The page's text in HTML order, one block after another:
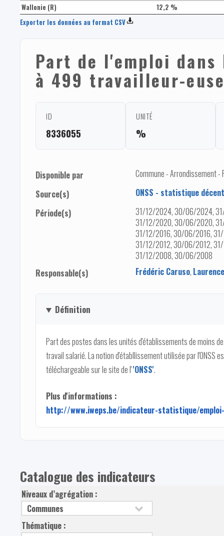
Wallonie (R)
12,2 %
Exporter les données au format CSV
Part de l'emploi
à 499 travailleur-
ID
8336055
UNITÉ
%
Disponible par
Commune - Arrondissement -
Source(s)
ONSS - statistique
Période(s)
31/12/2024, 30/06/2024,
31/12/2020, 30/06/2020,
31/12/2016, 30/06/2016,
31/12/2012, 30/06/2012,
31/12/2008, 30/06/2008
Responsable(s)
Frédéric Caruso,
Définition
Part des postes dans les unités d'établissements de moins
travail salarié. La notion d'établlissement utilisée par l'ONSS
téléchargeable sur le site de l''ONSS'.
Plus d'informations :
http://www.iweps.be/indicateur-statistique/
Catalogue des indicateurs
Niveaux d’agrégation :
Thématique :